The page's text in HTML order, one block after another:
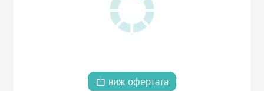
виж офертата